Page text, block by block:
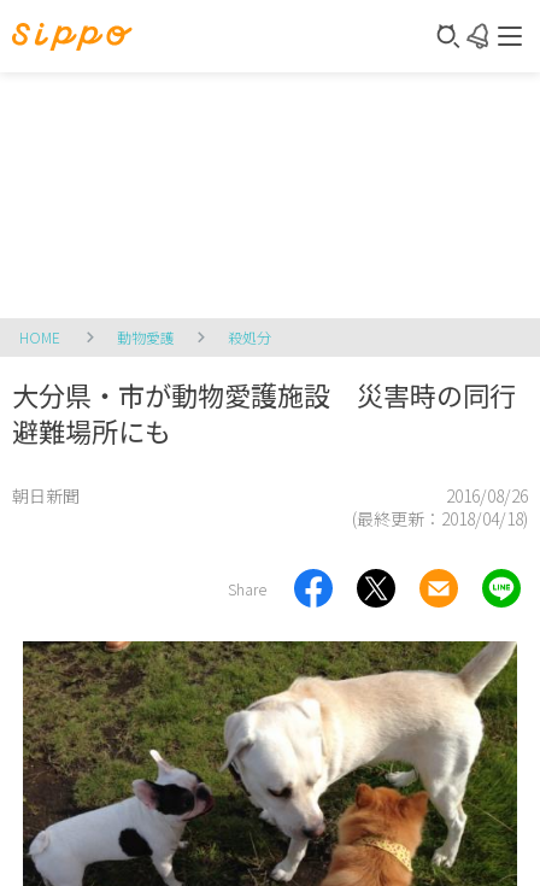
HOME 動物愛護 殺処分
大分県・市が動物愛護施設 災害時の同行
避難場所にも
朝日新聞
2016/08/26
(最終更新： 2018/04/18)
Share